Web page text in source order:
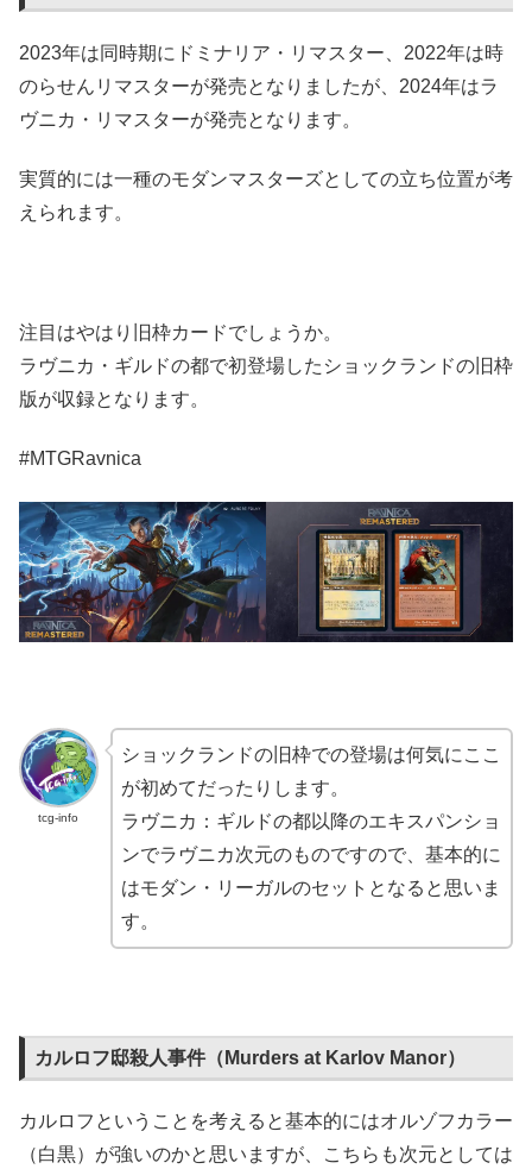
2023年は同時期にドミナリア・リマスター、2022年は時
のらせんリマスターが発売となりましたが、2024年はラ
ヴニカ・リマスターが発売となります。
実質的には一種のモダンマスターズとしての立ち位置が考
えられます。
注目はやはり旧枠カードでしょうか。
ラヴニカ・ギルドの都で初登場したショックランドの旧枠
版が収録となります。
#MTGRavnica
tcg-info
ショックランドの旧枠での登場は何気にここ
が初めてだったりします。
ラヴニカ：ギルドの都以降のエキスパンショ
ンでラヴニカ次元のものですので、基本的に
はモダン・リーガルのセットとなると思いま
す。
カルロフ邸殺人事件（Murders at Karlov Manor）
カルロフということを考えると基本的にはオルゾフカラー
（白黒）が強いのかと思いますが、こちらも次元としては